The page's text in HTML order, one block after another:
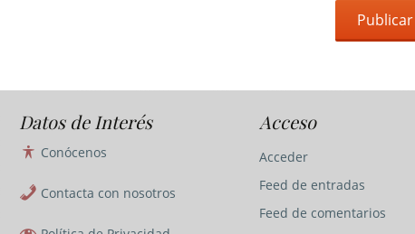
Datos de Interés
Conócenos
Contacta con nosotros
Acceso
Acceder
Feed de entradas
Feed de comentarios